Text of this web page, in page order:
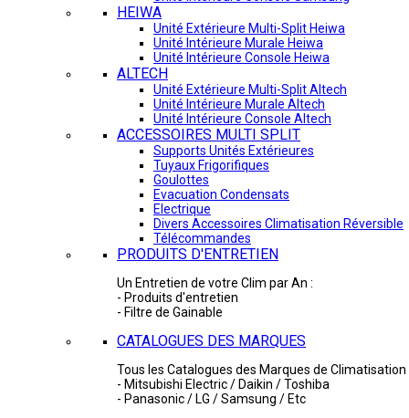
HEIWA
Unité Extérieure Multi-Split Heiwa
Unité Intérieure Murale Heiwa
Unité Intérieure Console Heiwa
ALTECH
Unité Extérieure Multi-Split Altech
Unité Intérieure Murale Altech
Unité Intérieure Console Altech
ACCESSOIRES MULTI SPLIT
Supports Unités Extérieures
Tuyaux Frigorifiques
Goulottes
Evacuation Condensats
Electrique
Divers Accessoires Climatisation Réversible
Télécommandes
PRODUITS D'ENTRETIEN
Un Entretien de votre Clim par An :
- Produits d'entretien
- Filtre de Gainable
CATALOGUES DES MARQUES
Tous les Catalogues des Marques de Climatisation
- Mitsubishi Electric / Daikin / Toshiba
- Panasonic / LG / Samsung / Etc